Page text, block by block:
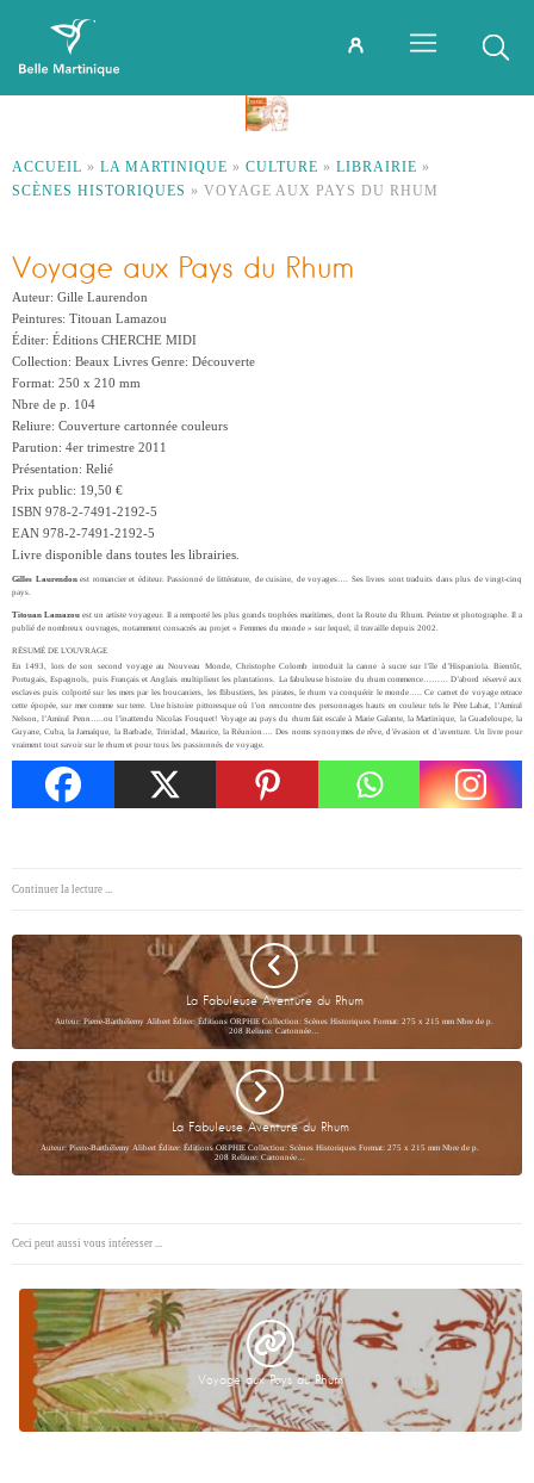
ACCUEIL » LA MARTINIQUE » CULTURE » LIBRAIRIE »
SCÈNES HISTORIQUES » VOYAGE AUX PAYS DU RHUM
Voyage aux Pays du Rhum
Auteur: Gille Laurendon
Peintures: Titouan Lamazou
Éditer: Éditions CHERCHE MIDI
Collection: Beaux Livres Genre: Découverte
Format: 250 x 210 mm
Nbre de p. 104
Reliure: Couverture cartonnée couleurs
Parution: 4er trimestre 2011
Présentation: Relié
Prix public: 19,50 €
ISBN 978-2-7491-2192-5
EAN 978-2-7491-2192-5
Livre disponible dans toutes les librairies.
Gilles Laurendonest romancier et éditeur. Passionné de littérature, de cuisine, de voyages…. Ses livres sont traduits dans plus de vingt-cinq
pays.
Titouan Lamazou est un artiste voyageur. Il a remporté les plus grands trophées maritimes, dont la Route du Rhum. Peintre et photographe. Il a
publié de nombreux ouvrages, notamment consacrés au projet « Femmes du monde » sur lequel, il travaille depuis 2002.
RÉSUMÉ DE L’OUVRAGE
En 1493, lors de son second voyage au Nouveau Monde, Christophe Colomb introduit la canne à sucre sur l’île d’Hispaniola. Bientôt,
Portugais, Espagnols, puis Français et Anglais multiplient les plantations. La fabuleuse histoire du rhum commence……… D’abord réservé aux
esclaves puis colporté sur les mers par les boucaniers, les flibustiers, les pirates, le rhum va conquérir le monde….. Ce carnet de voyage retrace
cette épopée, sur mer comme sur terre. Une histoire pittoresque où l’on rencontre des personnages hauts en couleur tels le Père Labat, l’Amiral
Nelson, l’Amiral Penn…..ou l’inattendu Nicolas Fouquet! Voyage au pays du rhum fait escale à Marie Galante, la Martinique, la Guadeloupe, la
Guyane, Cuba, la Jamaïque, la Barbade, Trinidad, Maurice, la Réunion…. Des noms synonymes de rêve, d’évasion et d’aventure. Un livre pour
vraiment tout savoir sur le rhum et pour tous les passionnés de voyage.
Continuer la lecture ...
La Fabuleuse Aventure du Rhum
Auteur: Pierre-Barthélemy Alibert Éditer: Éditions ORPHIE Collection: Scènes Historiques Format: 275 x 215 mm Nbre de p.
208 Reliure: Cartonnée…
La Fabuleuse Aventure du Rhum
Auteur: Pierre-Barthélemy Alibert Éditer: Éditions ORPHIE Collection: Scènes Historiques Format: 275 x 215 mm Nbre de p.
208 Reliure: Cartonnée…
Ceci peut aussi vous intéresser ...
Voyage aux Pays du Rhum